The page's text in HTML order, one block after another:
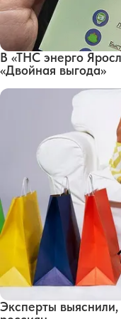
В «ТНС энерго
«Двойная выгода»
Эксперты